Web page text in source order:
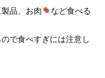
品、お肉
など食べる
で食べすぎには注意し